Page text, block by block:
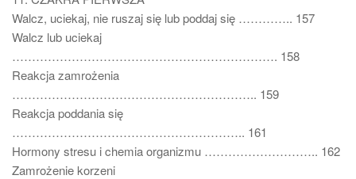
Walcz, uciekaj, nie ruszaj się lub poddaj się ………….. 157
Walcz lub uciekaj
…………………………………………………………. 158
Reakcja zamrożenia
…………………………………………………….. 159
Reakcja poddania się
………………………………………………….. 161
Hormony stresu i chemia organizmu ……………………….. 162
Zamrożenie korzeni